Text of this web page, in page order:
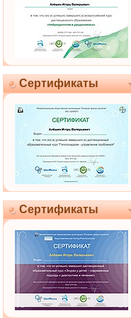
Сертификаты
Сертификаты